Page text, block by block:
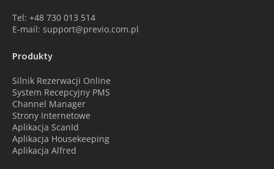
Tel: +48 730 013 514
E-mail: support@previo.com.pl
Produkty
Silnik Rezerwacji Online
System Recepcyjny PMS
Channel Manager
Strony Internetowe
Aplikacja ScanId
Aplikacja Housekeeping
Aplikacja Alfred